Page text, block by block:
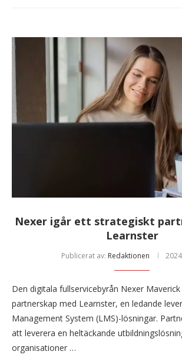
Nexer igår ett strategiskt
Learnster
Publicerat av: Redaktionen
Den digitala fullservicebyrån Nexer
partnerskap med Learnster, en ledande
Management System (LMS)-lösningar.
att leverera en heltäckande
organisationer …